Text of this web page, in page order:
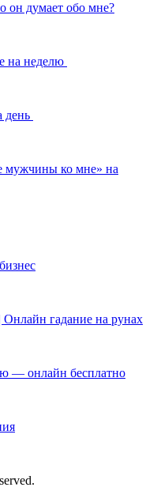
он думает обо мне?
на неделю
день
мужчины ко мне» на
гадание на рунах
— онлайн бесплатно